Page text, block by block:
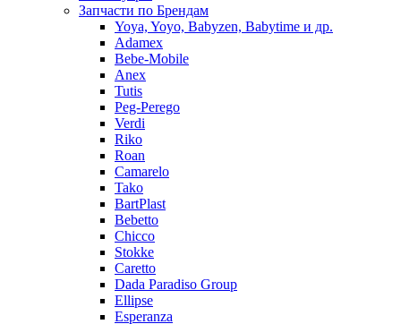
Запчасти по Брендам
Yoya, Yoyo, Babyzen, Babytime и др.
Adamex
Bebe-Mobile
Anex
Tutis
Peg-Perego
Verdi
Riko
Roan
Camarelo
Tako
BartPlast
Bebetto
Chicco
Stokke
Caretto
Dada Paradiso Group
Ellipse
Esperanza